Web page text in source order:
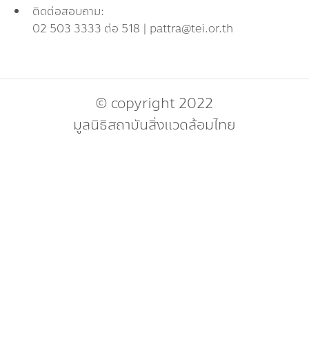
ติดต่อสอบถาม:
02 503 3333 ต่อ 518 | pattra@tei.or.th
© copyright 2022
มูลนิธิสถาบันสิ่งแวดล้อมไทย